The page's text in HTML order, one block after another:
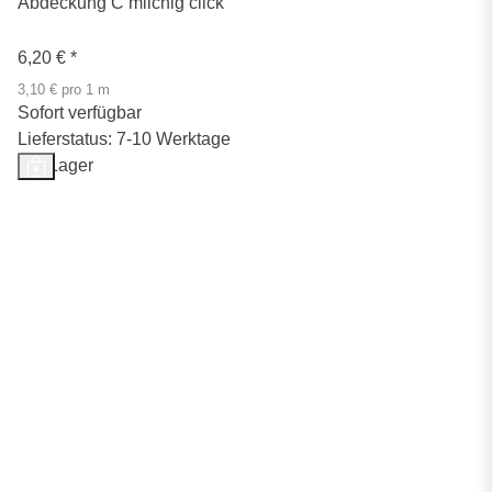
6,20 € *
3,10 € pro 1 m
Sofort verfügbar
Lieferstatus: 7-10 Werktage
Auf Lager